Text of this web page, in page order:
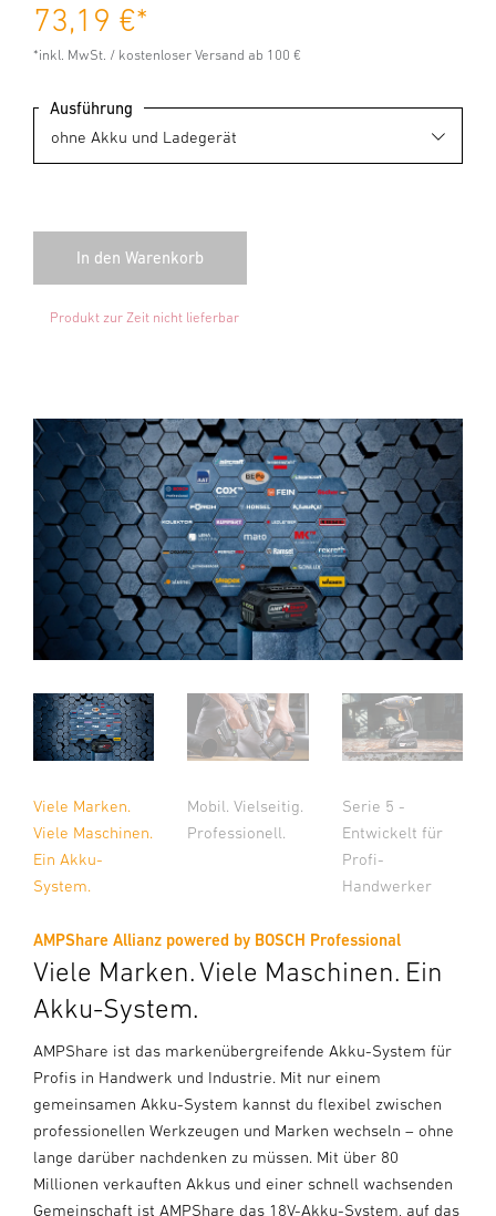
73,19 €*
*inkl. MwSt. / kostenloser Versand ab 100 €
Ausführung
Produkt zur Zeit nicht lieferbar
Viele Marken.
Viele Maschinen.
Ein Akku-
System.
Mobil. Vielseitig.
Professionell.
Serie 5 -
Entwickelt für
Profi-
Handwerker
AMPShare Allianz powered by BOSCH Professional
Viele Marken. Viele Maschinen. Ein
Akku-System.
AMPShare ist das markenübergreifende Akku-System für
Profis in Handwerk und Industrie. Mit nur einem
gemeinsamen Akku-System kannst du flexibel zwischen
professionellen Werkzeugen und Marken wechseln – ohne
lange darüber nachdenken zu müssen. Mit über 80
Millionen verkauften Akkus und einer schnell wachsenden
Gemeinschaft ist AMPShare das 18V-Akku-System, auf das